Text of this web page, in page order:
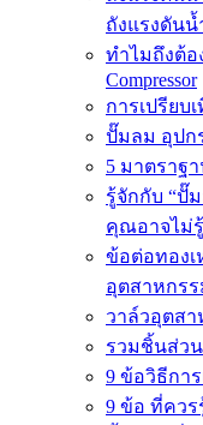
ถังแรงดันน้
ทำไมถึงต้อ
Compressor
การเปรียบ
ปั๊มลม อุปก
5 มาตราฐ
รู้จักกับ “ปั๊
คุณอาจไม่
ข้อต่อทองเ
อุตสาหกรร
วาล์วอุตสา
รวมชิ้นส่ว
9 ข้อวิธีกา
9 ข้อ ที่คว